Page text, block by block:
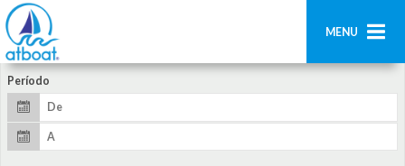
MENU
Búsqueda
Período